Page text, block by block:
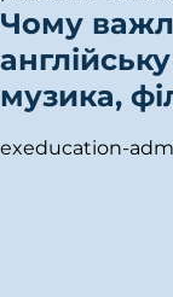
Чому
музика,
exeducation-